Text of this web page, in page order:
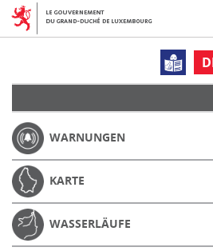
WARNUNGEN
KARTE
WASSERLÄUFE